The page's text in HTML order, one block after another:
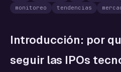
monitoreo
tendencias
Introducción: por
seguir las IPOs